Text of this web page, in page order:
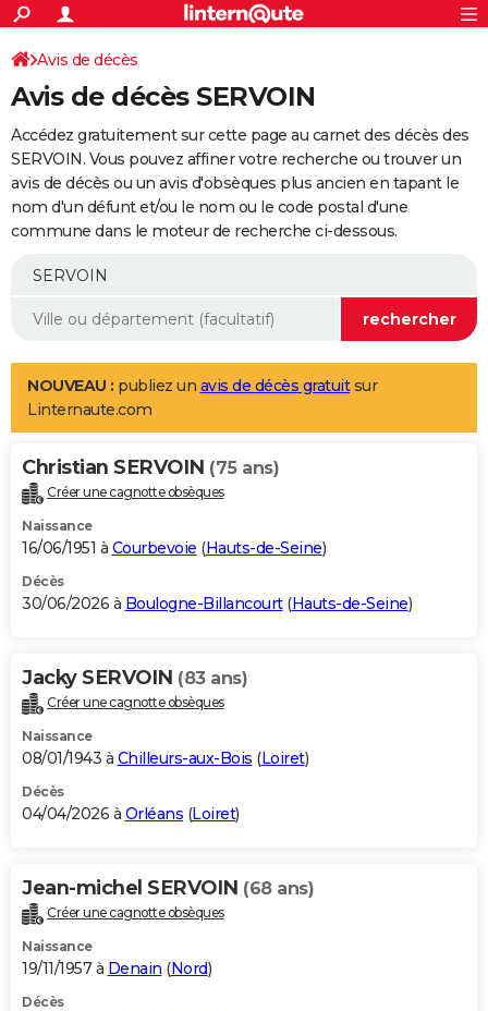
ACTUALITÉS
Politique
Société
Faits Divers
Education
Monde
Villes
+
SPORT
Coupe du monde 2026
Football
Tennis
Cyclisme
Rugby
Forum
Programme TV
TNT
Streaming
Cinéma
Sorties cinéma
Musique
+
FINANCE
Retraite
Epargne
Immobilier
Risques naturels par ville
Banque
Assurance
AUTO
Essais
Réserver un essai
Citadines
Berlines
SUV
Forum auto
+
Mobiles
Meilleur smartphone
Internet
Ordinateurs
Jeux vidéo
Guide high-tech
Aménagement intérieur
LIFESTYLE
Art de vivre
Bien-être
Loisirs
Mode
Modes de vie
Alimentation
Guide de la santé
Maladies
Médicaments
Sommeil
VOYAGE
Destinations
City break
Voyage nature
Voyage de noces
Forum
Climat
+PHOTO
GUIDES D'ACHAT
BONS PLANS
Carte de Noël
Carte Bonne année
Carte Saint-Valentin
Carte Pâques
Carte d'anniversaire
DICTIONNAIRE
Dictionnaire
Biographies
Citations
Expressions
Proverbes
PROGRAMME TV
S'inscrire
Se connecter
Lycées
Collèges
Primaires
Universités
Entreprises
Service militaire
Avis de recherche
AVIS DE DÉCÈS
Bricolage
Lifestyle
Culture
Sport
Auto
Television
Voyage
Cinema
Avis de décès
Avis de décès SERVOIN
Accédez gratuitement sur cette page au carnet des décès des
SERVOIN. Vous pouvez affiner votre recherche ou trouver un
avis de décès ou un avis d'obsèques plus ancien en tapant le
nom d'un défunt et/ou le nom ou le code postal d'une
commune dans le moteur de recherche ci-dessous.
NOUVEAU : publiez un avis de décès gratuitsur
Linternaute.com
Christian SERVOIN (75 ans)
Créer une cagnotte obsèques
Naissance
16/06/1951 à Courbevoie (Hauts-de-Seine)
Décès
30/06/2026 à Boulogne-Billancourt(Hauts-de-Seine)
Jacky SERVOIN (83 ans)
Créer une cagnotte obsèques
Naissance
08/01/1943 à Chilleurs-aux-Bois (Loiret)
Décès
04/04/2026 à Orléans (Loiret)
Jean-michel SERVOIN (68 ans)
Créer une cagnotte obsèques
Naissance
19/11/1957 à Denain (Nord)
Décès